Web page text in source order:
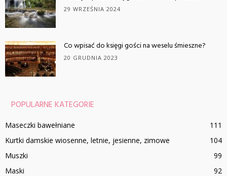
29 WRZEŚNIA 2024
Co wpisać do księgi gości na weselu śmieszne?
20 GRUDNIA 2023
POPULARNE KATEGORIE
Maseczki bawełniane
111
Kurtki damskie wiosenne, letnie, jesienne, zimowe
104
Muszki
99
Maski
92